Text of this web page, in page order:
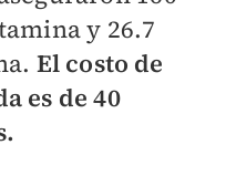
y 26.7
El costo de
es de 40